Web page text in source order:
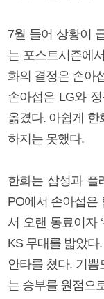
7월 들어 상황이
는 포스트시즌에
화의 결정은 손아
손아섭은 LG와
옮겼다. 아쉽게 한
하지는 못했다.
한화는 삼성과 플
PO에서 손아섭은
서 오랜 동료이자
KS 무대를 밟았다
안타를 쳤다. 기쁨
는 승부를 원점으